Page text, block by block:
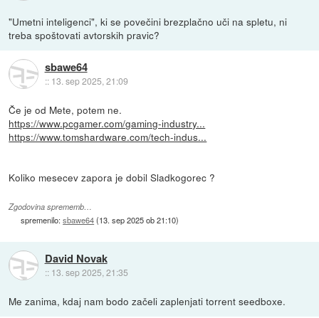
"Umetni inteligenci", ki se povečini brezplačno uči na spletu, ni
treba spoštovati avtorskih pravic?
sbawe64
:: 13. sep 2025, 21:09
Če je od Mete, potem ne.
https://www.pcgamer.com/gaming-industry...
https://www.tomshardware.com/tech-indus...
Koliko mesecev zapora je dobil Sladkogorec ?
Zgodovina sprememb…
spremenilo:sbawe64(13. sep 2025 ob 21:10)
David Novak
:: 13. sep 2025, 21:35
Me zanima, kdaj nam bodo začeli zaplenjati torrent seedboxe.